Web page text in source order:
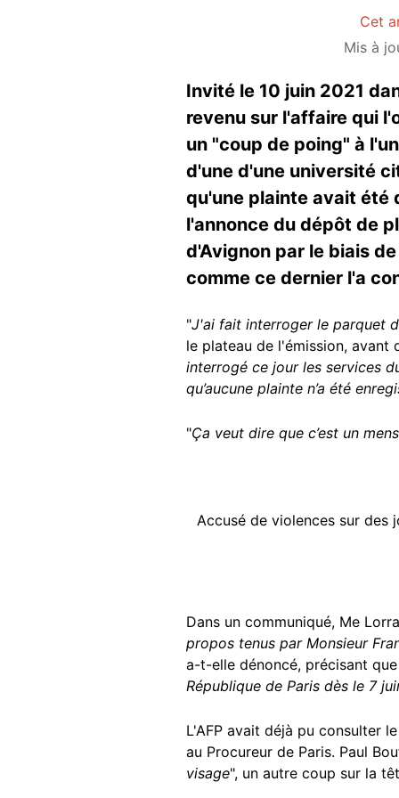
Cet
Mis à
Invité le 10 juin 2021
revenu sur l'affaire qui
un "coup de poing" à
d'une d'une université
qu'une plainte avait été
l'annonce du dépôt de
d'Avignon par le biais
comme ce dernier l'a
"J'ai fait interroger le parquet
le plateau de l'émission, avant
interrogé ce jour les services
qu’aucune plainte n’a été
"Ça veut dire que c’est un
Accusé de violences sur des
Dans un communiqué, Me
propos tenus par Monsieur
a-t-elle dénoncé, précisant
République de Paris dès le 7
L'AFP avait déjà pu consulter
au Procureur de Paris. Paul
visage", un autre coup sur la